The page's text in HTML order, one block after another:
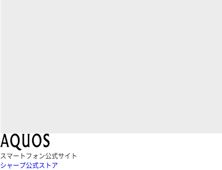
スマートフォン公式サイト
シャープ公式ストア